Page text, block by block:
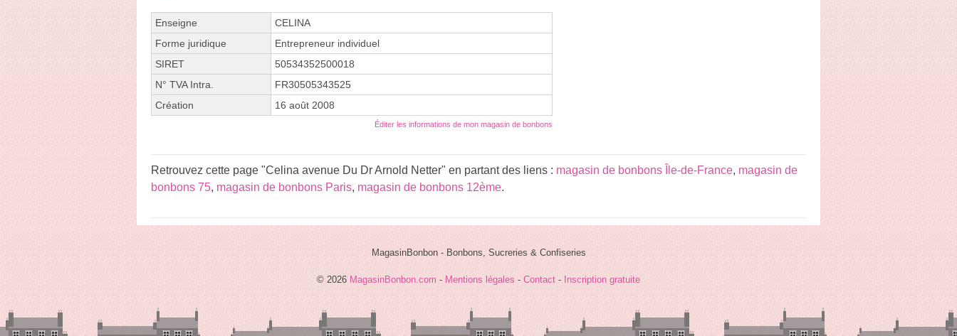
Enseigne
CELINA
Forme juridique
Entrepreneur individuel
SIRET
50534352500018
N° TVA Intra.
FR30505343525
Création
16 août 2008
Éditer les informations de mon magasin de bonbons
Retrouvez cette page "Celina avenue Du Dr Arnold Netter" en partant des liens : magasin de bonbons Île-de-France, magasin de
bonbons 75, magasin de bonbons Paris, magasin de bonbons 12ème.
MagasinBonbon - Bonbons, Sucreries & Confiseries
© 2026 MagasinBonbon.com - Mentions légales - Contact - Inscription gratuite